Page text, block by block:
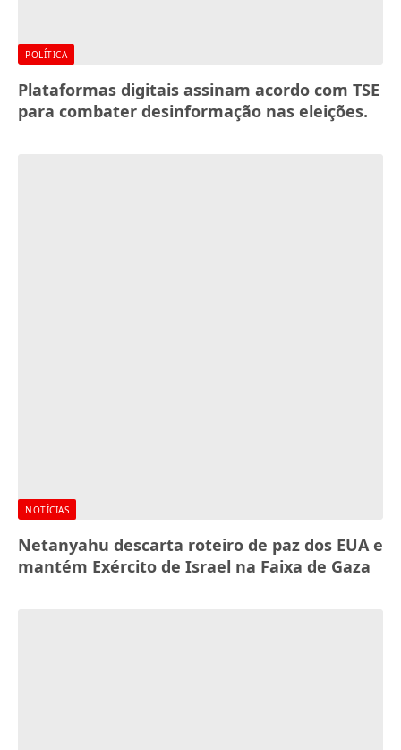
POLÍTICA
Plataformas digitais assinam acordo com TSE
para combater desinformação nas eleições.
NOTÍCIAS
Netanyahu descarta roteiro de paz dos EUA e
mantém Exército de Israel na Faixa de Gaza